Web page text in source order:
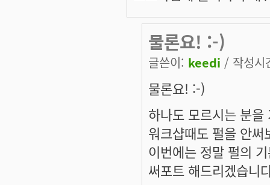
물론요! :-)
글쓴이: keedi / 작성
물론요! :-)
하나도 모르시는 분
워크샵때도 펄을 안
이번에는 정말 펄의
써포트 해드리겠습니